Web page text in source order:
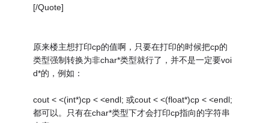
[/Quote]
原来楼主想打印cp的值啊，只要在打印的时候把cp的
类型强制转换为非char*类型就行了，并不是一定要voi
d*的，例如：
cout < <(int*)cp < <endl; 或cout < <(float*)cp < <endl;
都可以。只有在char*类型下才会打印cp指向的字符串